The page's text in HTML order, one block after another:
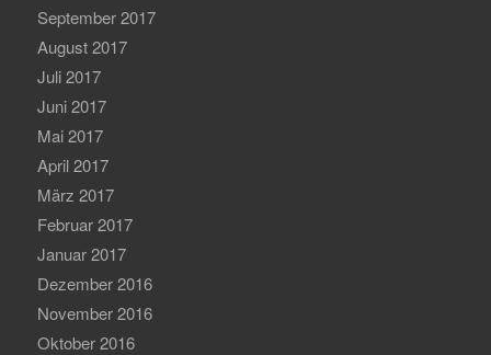
September 2017
August 2017
Juli 2017
Juni 2017
Mai 2017
April 2017
März 2017
Februar 2017
Januar 2017
Dezember 2016
November 2016
Oktober 2016